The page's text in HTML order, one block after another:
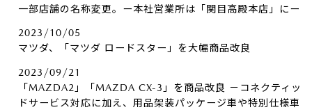
一部店舗の名称変更。ー本社営業所は「関目高殿本店」にー
2023/10/05
マツダ、「マツダ ロードスター」を大幅商品改良
2023/09/21
「MAZDA2」「MAZDA CX-3」を商品改良 －コネクティッ
ドサービス対応に加え、用品架装パッケージ車や特別仕様車